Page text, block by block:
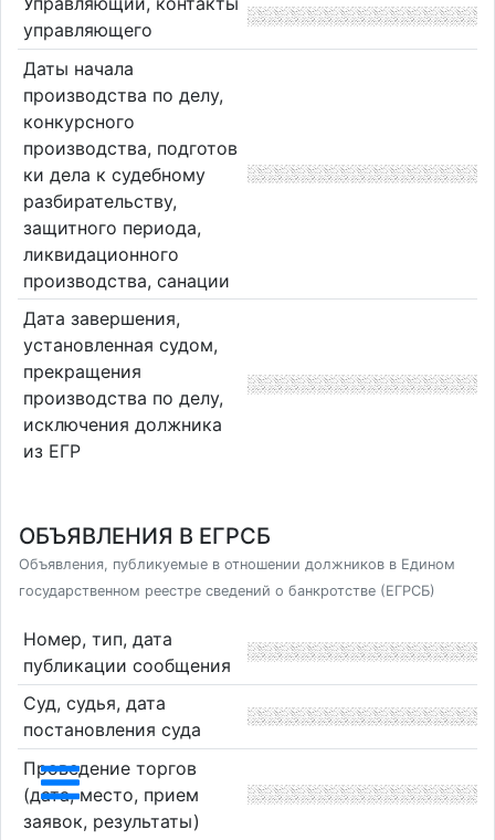
управляющего
Даты начала
производства по делу,
конкурсного
производства, подготов
ки дела к судебному
разбирательству,
защитного периода,
ликвидационного
производства, санации
Дата завершения,
установленная судом,
прекращения
производства по делу,
исключения должника
из ЕГР
ОБЪЯВЛЕНИЯ В ЕГРСБ
Объявления, публикуемые в отношении должников в Едином
государственном реестре сведений о банкротстве (ЕГРСБ)
Номер, тип, дата
публикации сообщения
Суд, судья, дата
постановления суда
Проведение торгов
(дата, место, прием
заявок, результаты)